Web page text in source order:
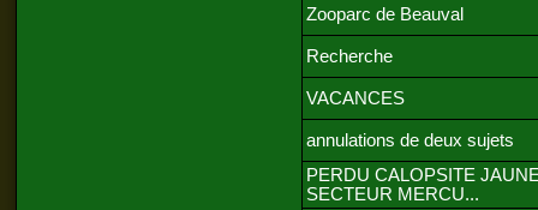
Zooparc de Beauval
Recherche
VACANCES
annulations de deux sujets
PERDU CALOPSITE
SECTEUR MERCU...